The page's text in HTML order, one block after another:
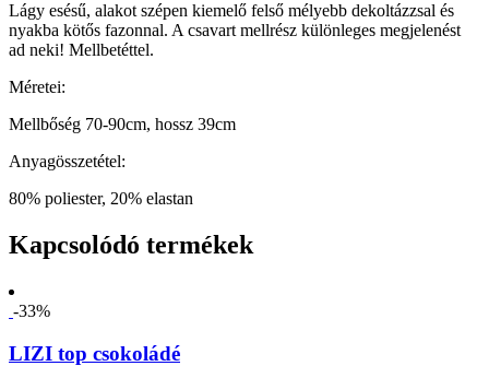
Lágy esésű, alakot szépen kiemelő felső mélyebb dekoltázzsal és
nyakba kötős fazonnal. A csavart mellrész különleges megjelenést
ad neki! Mellbetéttel.
Méretei:
Mellbőség 70-90cm, hossz 39cm
Anyagösszetétel:
80% poliester, 20% elastan
Kapcsolódó termékek
-33%
LIZI top csokoládé